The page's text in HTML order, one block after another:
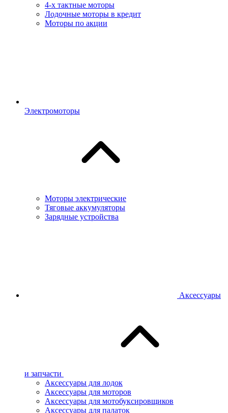
4-х тактные моторы
Лодочные моторы в кредит
Моторы по акции
Электромоторы
Моторы электрические
Тяговые аккумуляторы
Зарядные устройства
Аксессуары
и запчасти
Аксессуары для лодок
Аксессуары для моторов
Аксессуары для мотобуксировщиков
Аксессуары для палаток